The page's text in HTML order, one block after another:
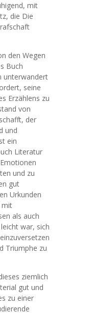
mit
die Die
den Wegen
Buch
unterwandert
seine
Erzählens zu
von
der
und
ein
Literatur
und zu
gut
Urkunden
mit
als auch
war, sich
Triumphe zu
ziemlich
gut und
zu einer